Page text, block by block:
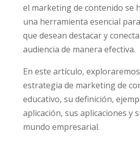
el marketing de contenido se
una herramienta esencial
que desean destacar y
audiencia de manera efectiva.
En este artículo,
estrategia de marketing de
educativo, su definición,
aplicación, sus aplicaciones y
mundo empresarial.